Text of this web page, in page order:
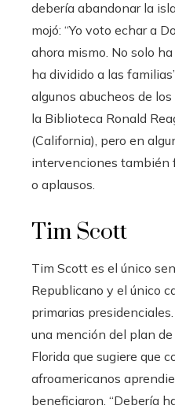
debería abandonar la
mojó: “Yo voto echar a
ahora mismo. No solo
ha dividido a las
algunos abucheos de
la Biblioteca Ronald
(California), pero en
intervenciones también
o aplausos.
Tim Scott
Tim Scott es el único
Republicano y el único
primarias
una mención del plan
Florida que sugiere que
afroamericanos
beneficiaron. “Debería